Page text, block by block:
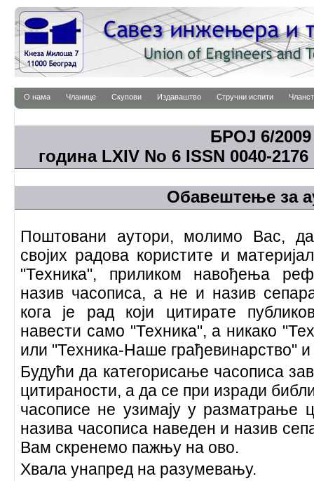
О нама Чланице Скупови Издаваштво Стручни испити
БРОЈ 6/2009
година LXIV No 6 ISSN 0040-2176
Обавештење за
Поштовани аутори, молимо Вас,
својих радова користите и
"Техника", приликом навођења
назив часописа, а не и назив
кога је рад који цитирате
навести само "Техника", а никако
или "Техника-Наше грађевинарство"
Будући да категорисање часописа
цитираности, а да се при изради
часописе не узимају у разматрање
назива часописа наведен и назив
Вам скренемо пажњу на ово.
Хвала унапред на разумевању.